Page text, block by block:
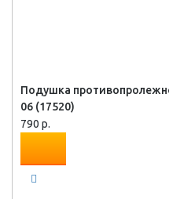
Подушка
06 (17520)
790 р.